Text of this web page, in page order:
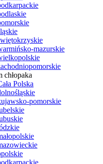
mazurskie
chłopaka
Polska
pomorskie